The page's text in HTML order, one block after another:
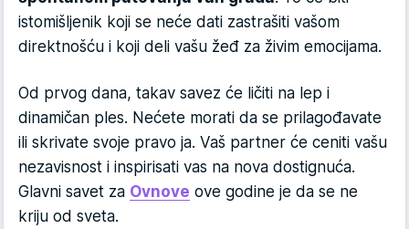
istomišljenik koji se neće dati zastrašiti vašom
direktnošću i koji deli vašu žeđ za živim emocijama.
Od prvog dana, takav savez će ličiti na lep i
dinamičan ples. Nećete morati da se prilagođavate
ili skrivate svoje pravo ja. Vaš partner će ceniti vašu
nezavisnost i inspirisati vas na nova dostignuća.
Glavni savet za Ovnove ove godine je da se ne
kriju od sveta.